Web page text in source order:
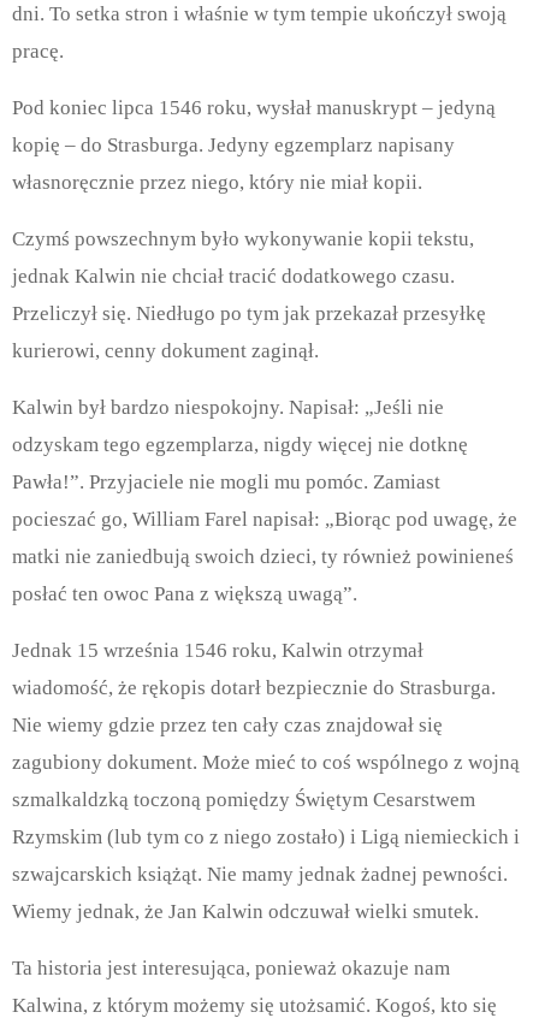
dni. To setka stron i właśnie w tym tempie ukończył swoją
pracę.
Pod koniec lipca 1546 roku, wysłał manuskrypt – jedyną
kopię – do Strasburga. Jedyny egzemplarz napisany
własnoręcznie przez niego, który nie miał kopii.
Czymś powszechnym było wykonywanie kopii tekstu,
jednak Kalwin nie chciał tracić dodatkowego czasu.
Przeliczył się. Niedługo po tym jak przekazał przesyłkę
kurierowi, cenny dokument zaginął.
Kalwin był bardzo niespokojny. Napisał: „Jeśli nie
odzyskam tego egzemplarza, nigdy więcej nie dotknę
Pawła!”. Przyjaciele nie mogli mu pomóc. Zamiast
pocieszać go, William Farel napisał: „Biorąc pod uwagę, że
matki nie zaniedbują swoich dzieci, ty również powinieneś
posłać ten owoc Pana z większą uwagą”.
Jednak 15 września 1546 roku, Kalwin otrzymał
wiadomość, że rękopis dotarł bezpiecznie do Strasburga.
Nie wiemy gdzie przez ten cały czas znajdował się
zagubiony dokument. Może mieć to coś wspólnego z wojną
szmalkaldzką toczoną pomiędzy Świętym Cesarstwem
Rzymskim (lub tym co z niego zostało) i Ligą niemieckich i
szwajcarskich książąt. Nie mamy jednak żadnej pewności.
Wiemy jednak, że Jan Kalwin odczuwał wielki smutek.
Ta historia jest interesująca, ponieważ okazuje nam
Kalwina, z którym możemy się utożsamić. Kogoś, kto się